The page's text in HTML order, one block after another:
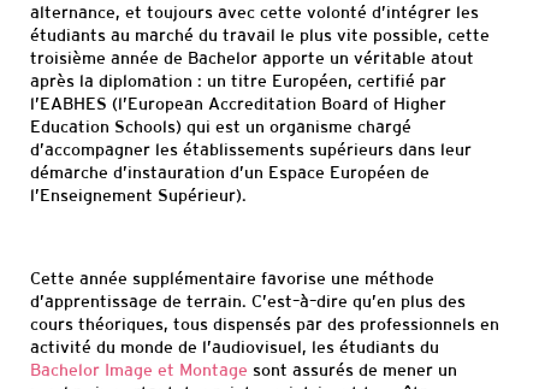
alternance, et toujours avec cette volonté d’intégrer les
étudiants au marché du travail le plus vite possible, cette
troisième année de Bachelor apporte un véritable atout
après la diplomation : un titre Européen, certifié par
l’EABHES (l’European Accreditation Board of Higher
Education Schools) qui est un organisme chargé
d’accompagner les établissements supérieurs dans leur
démarche d’instauration d’un Espace Européen de
l’Enseignement Supérieur).
Cette année supplémentaire favorise une méthode
d’apprentissage de terrain. C’est–à–dire qu’en plus des
cours théoriques, tous dispensés par des professionnels en
activité du monde de l’audiovisuel, les étudiants du
Bachelor Image et Montage sont assurés de mener un